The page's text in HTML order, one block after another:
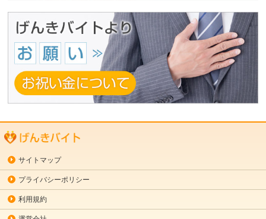
サイトマップ
プライバシーポリシー
利用規約